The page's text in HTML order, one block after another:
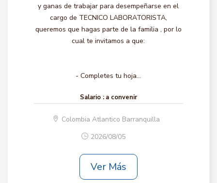
y ganas de trabajar para desempeñarse en el
cargo de TECNICO LABORATORISTA,
queremos que hagas parte de la familia , por lo
cual te invitamos a que:
- Completes tu hoja...
Salario : a convenir
Colombia Atlantico Barranquilla
2026/08/05
Ver Más